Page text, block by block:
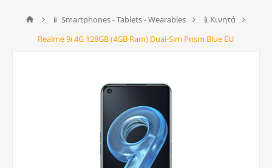
📱 Smartphones - Tablets - Wearables
📱Κινητά
Realme 9i 4G 128GB (4GB Ram) Dual-Sim Prism Blue EU